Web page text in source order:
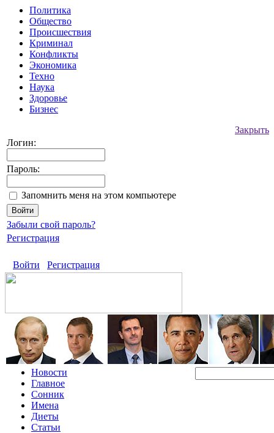
Политика
Общество
Происшествия
Криминал
Конфликты
Экономика
Техно
Наука
Здоровье
Бизнес
Закрыть
Логин:
Пароль:
Запомнить меня на этом компьютере
Забыли свой пароль?
Регистрация
Войти Регистрация
Новости
Главное
Сонник
Имена
Диеты
Статьи